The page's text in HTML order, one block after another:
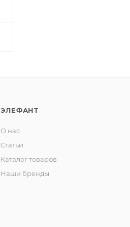
ЭЛЕФАНТ
О нас
Статьи
Каталог товаров
Наши бренды